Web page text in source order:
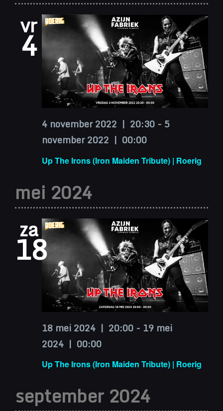
vr
4
Up The Irons (Iron Maiden Tribute) | Roerig
4 november 2022 | 20:30 - 5
november 2022 | 00:00
mei 2024
za
18
Up The Irons (Iron Maiden Tribute) | Roerig
18 mei 2024 | 20:00 - 19 mei
2024 | 00:00
september 2024